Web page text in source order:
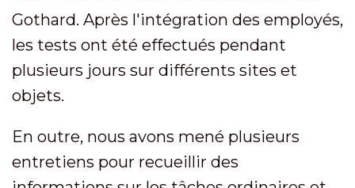
Gothard. Après l'intégration des employés,
les tests ont été effectués pendant
plusieurs jours sur différents sites et
objets.
En outre, nous avons mené plusieurs
entretiens pour recueillir des